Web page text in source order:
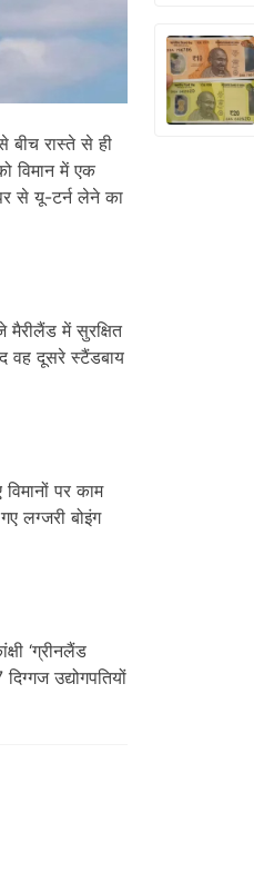
बीच रास्ते से ही
विमान में एक
से यू-टर्न लेने का
में सुरक्षित
वह दूसरे स्टैंडबाय
पर काम
लग्जरी बोइंग
‘ग्रीनलैंड
उद्योगपतियों